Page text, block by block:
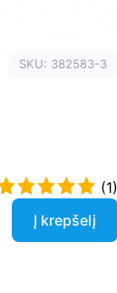
SKU: 382583-3
(1)
Į krepšelį